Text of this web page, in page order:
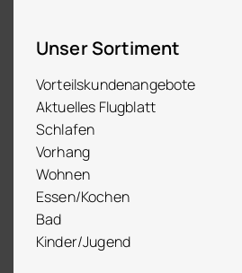
Unser Sortiment
Vorteilskundenangebote
Aktuelles Flugblatt
Schlafen
Vorhang
Wohnen
Essen/Kochen
Bad
Kinder/Jugend